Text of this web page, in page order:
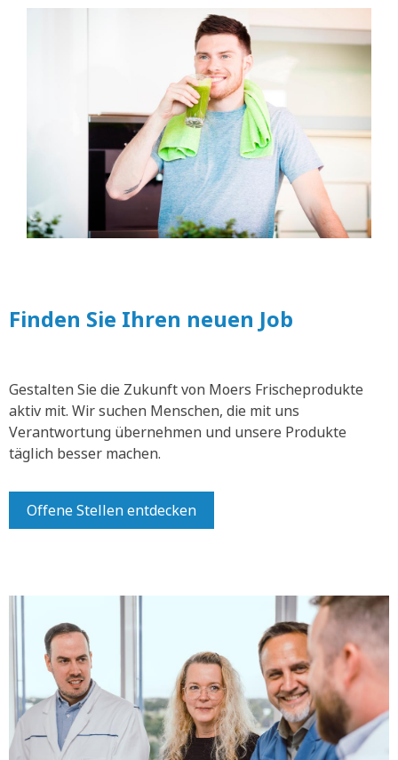
Finden Sie Ihren neuen Job
Gestalten Sie die Zukunft von Moers Frischeprodukte
aktiv mit. Wir suchen Menschen, die mit uns
Verantwortung übernehmen und unsere Produkte
täglich besser machen.
Offene Stellen entdecken